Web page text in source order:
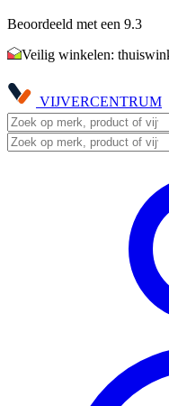
Beoordeeld met een 9.3
Veilig winkelen:
VIJVERCENTRUM